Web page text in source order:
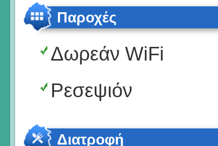
Παροχές
Δωρεάν WiFi
Ρεσεψιόν
Διατροφή